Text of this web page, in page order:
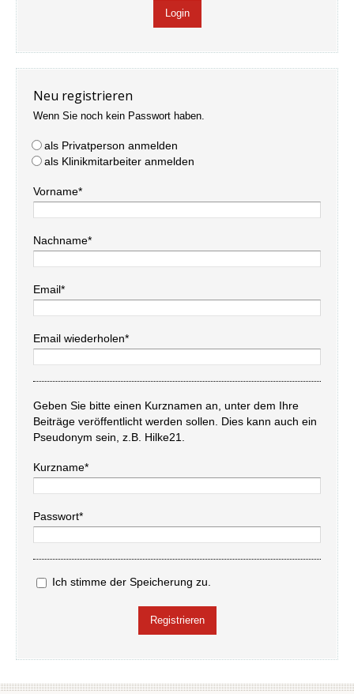
Neu registrieren
Wenn Sie noch kein Passwort haben.
als Privatperson anmelden
als Klinikmitarbeiter anmelden
Vorname*
Nachname*
Email*
Email wiederholen*
Geben Sie bitte einen Kurznamen an, unter dem Ihre
Beiträge veröffentlicht werden sollen. Dies kann auch ein
Pseudonym sein, z.B. Hilke21.
Kurzname*
Passwort*
Ich stimme der Speicherung zu.